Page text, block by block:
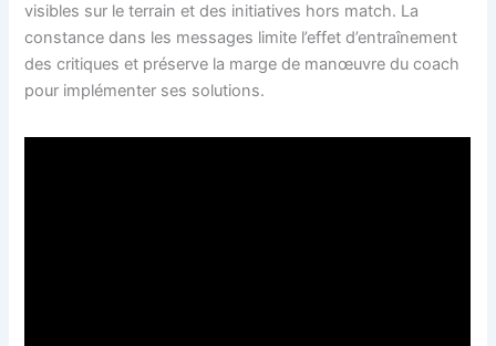
visibles sur le terrain et des initiatives hors match. La
constance dans les messages limite l’effet d’entraînement
des critiques et préserve la marge de manœuvre du coach
pour implémenter ses solutions.